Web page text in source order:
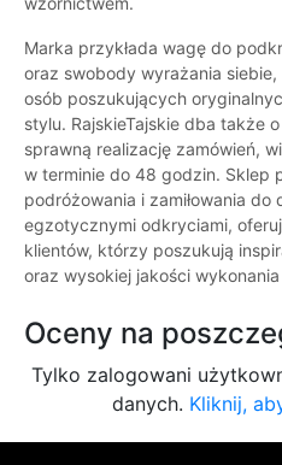
Marka przykłada wagę do
oraz swobody wyrażania
osób poszukujących
stylu. RajskieTajskie dba także
sprawną realizację zamówień,
w terminie do 48 godzin. Sklep
podróżowania i zamiłowania do
egzotycznymi odkryciami,
klientów, którzy poszukują
oraz wysokiej jakości
Oceny na
Tylko zalogowani
danych. Kliknij,